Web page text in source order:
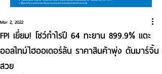
FPI เยี่ยม! โชว์กำไรปี 64 ทะยาน 899.9% แตะ
ออลไทม์ไฮออเดอร์ล้น ราคาสินค้าพุ่ง ดันมาร์จิ้น
สวย
Mar 2, 2022